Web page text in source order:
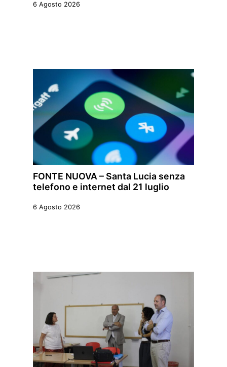
6 Agosto 2026
FONTE NUOVA – Santa Lucia senza
telefono e internet dal 21 luglio
6 Agosto 2026